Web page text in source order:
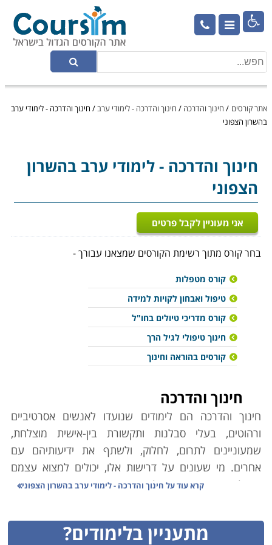

אתר קורסים / חינוך והדרכה / חינוך והדרכה - לימודי ערב/ חינוך והדרכה - לימודי ערב
בהשרון הצפוני
חינוך והדרכה - לימודי ערב בהשרון
הצפוני
אני מעוניין לקבל פרטים
בחר קורס מתוך רשימת הקורסים שמצאנו עבורך -
קורס מטפלות
טיפול ואבחון לקויות למידה
קורס מדריכי טיולים בחו"ל
חינוך טיפולי לגיל הרך
קורסים בהוראה וחינוך
חינוך והדרכה
חינוך והדרכה הם לימודים שנועדו לאנשים אסרטיביים
ורהוטים, בעלי סבלנות ותקשורת בין-אישית מוצלחת,
שמעוניינים לתרום, לחלוק, ולשתף את ידיעותיהם עם
אחרים. מי שעונים על דרישות אלו, יכולים למצוא עצמם
בנקל באחד מתחומי הלימוד המוצגים בין הדפים הבאים
אותה הם מעוניינים לרכוש לשם כך. שפע האפשרויות
מאפשר לכל אחד שרוצה בכך למצוא תחום עניין ואפיק
קרא עוד על חינוך והדרכה - לימודי ערב בהשרון הצפוני
מתעניין בלימודים?